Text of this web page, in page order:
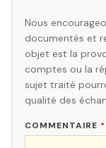
Nous
documentés et
objet est la
comptes ou la
sujet traité
qualité des
COMMENTAIRE *